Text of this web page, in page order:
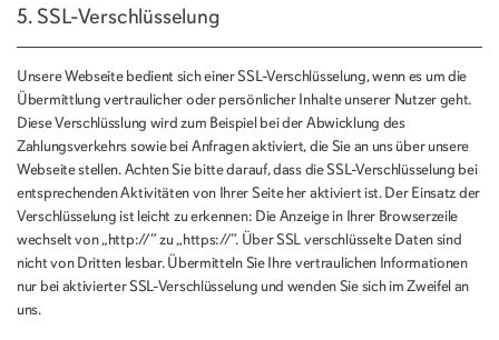
5. SSL-Verschlüsselung
Unsere Webseite bedient sich einer SSL-Verschlüsselung, wenn es um die
Übermittlung vertraulicher oder persönlicher Inhalte unserer Nutzer geht.
Diese Verschlüsslung wird zum Beispiel bei der Abwicklung des
Zahlungsverkehrs sowie bei Anfragen aktiviert, die Sie an uns über unsere
Webseite stellen. Achten Sie bitte darauf, dass die SSL-Verschlüsselung bei
entsprechenden Aktivitäten von Ihrer Seite her aktiviert ist. Der Einsatz der
Verschlüsselung ist leicht zu erkennen: Die Anzeige in Ihrer Browserzeile
wechselt von „http://“ zu „https://“. Über SSL verschlüsselte Daten sind
nicht von Dritten lesbar. Übermitteln Sie Ihre vertraulichen Informationen
nur bei aktivierter SSL-Verschlüsselung und wenden Sie sich im Zweifel an
uns.